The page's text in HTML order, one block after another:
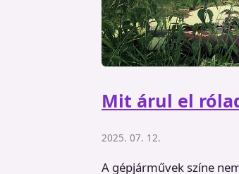
Mit árul el
2025. 07. 12.
A gépjárművek színe